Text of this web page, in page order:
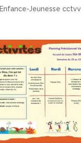
Enfance-Jeunesse cctvv